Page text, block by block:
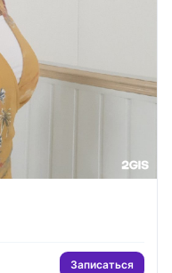
Записаться